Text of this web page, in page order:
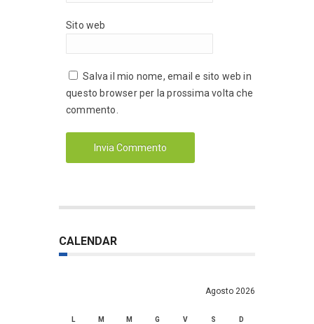
Sito web
Salva il mio nome, email e sito web in
questo browser per la prossima volta che
commento.
CALENDAR
Agosto 2026
L M M G V S D